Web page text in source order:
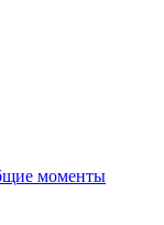
моменты